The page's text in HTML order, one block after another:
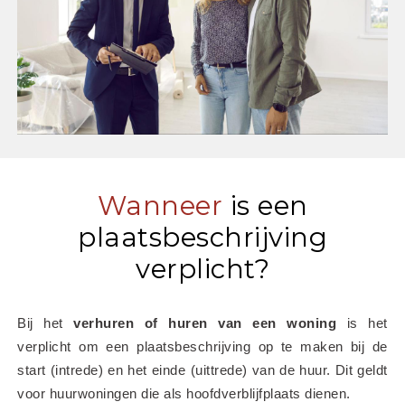
Wanneer is een
plaatsbeschrijving
verplicht?
Bij het verhuren of huren van een woning is het
verplicht om een plaatsbeschrijving op te maken bij de
start (intrede) en het einde (uittrede) van de huur. Dit geldt
voor huurwoningen die als hoofdverblijfplaats dienen.